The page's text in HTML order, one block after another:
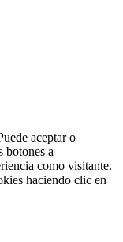
aceptar o
botones a
como visitante.
haciendo clic en